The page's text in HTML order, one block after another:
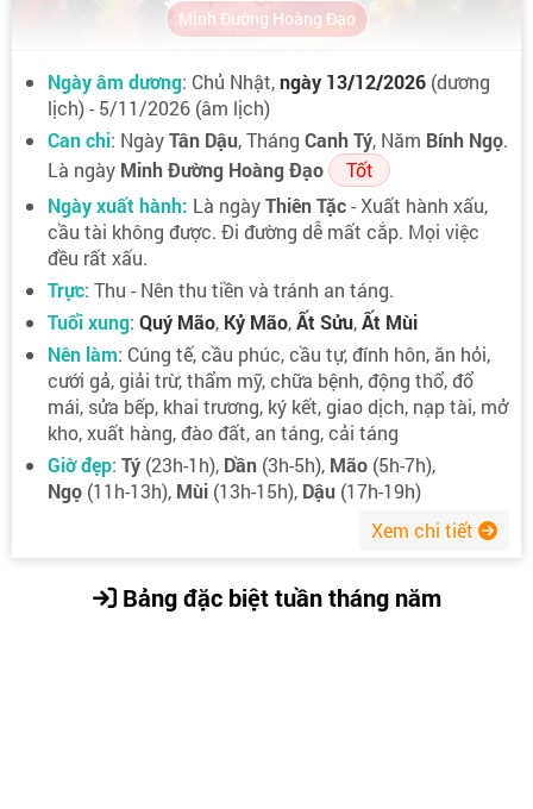
Minh Đường Hoàng Đạo
Ngày âm dương: Chủ Nhật,ngày 13/12/2026 (dương
lịch) - 5/11/2026 (âm lịch)
Can chi: NgàyTân Dậu, Tháng Canh Tý, Năm Bính Ngọ.
Là ngày Minh Đường Hoàng Đạo
Tốt
Ngày xuất hành: Là ngàyThiên Tặc- Xuất hành xấu,
cầu tài không được. Đi đường dễ mất cắp. Mọi việc
đều rất xấu.
Trực: Thu - Nên thu tiền và tránh an táng.
Tuổi xung: Quý Mão, Kỷ Mão,Ất Sửu,Ất Mùi
Nên làm: Cúng tế, cầu phúc, cầu tự, đính hôn, ăn hỏi,
cưới gả, giải trừ, thẩm mỹ, chữa bệnh, động thổ, đổ
mái, sửa bếp, khai trương, ký kết, giao dịch, nạp tài, mở
kho, xuất hàng, đào đất, an táng, cải táng
Giờ đẹp: Tý (23h-1h), Dần (3h-5h), Mão (5h-7h),
Ngọ (11h-13h), Mùi (13h-15h), Dậu (17h-19h)
Xem chi tiết
Bảng đặc biệt tuần tháng năm